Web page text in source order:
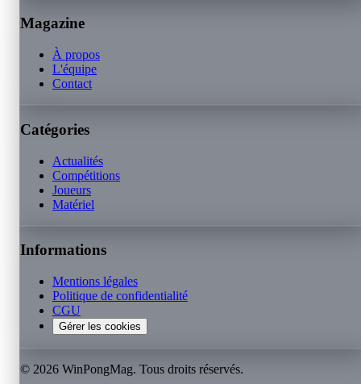
Magazine
À propos
L'équipe
Contact
Catégories
Actualités
Compétitions
Joueurs
Matériel
Informations
Mentions légales
Politique de confidentialité
CGU
Gérer les cookies
© 2026 WinPongMag. Tous droits réservés.